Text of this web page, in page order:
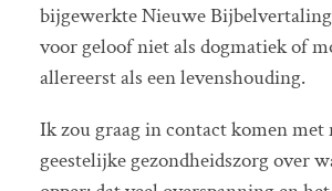
bijgewerkte Nieuwe
voor geloof niet als dogmatiek of
allereerst als een levenshouding.
Ik zou graag in contact komen met
geestelijke gezondheidszorg over